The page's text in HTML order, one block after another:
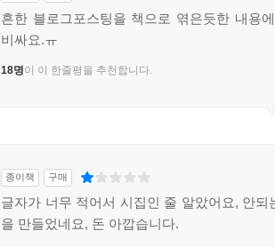
흔한 블로그포스팅을 책으로 엮은듯한 내용
비싸요.ㅠ
18명이 이 한줄평을 추천합니다.
종이책 구매
글자가 너무 적어서 시집인 줄 알았어요, 안되
을 만들었네요, 돈 아깝습니다.